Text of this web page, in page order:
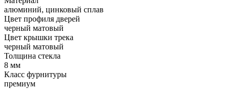
алюминий, цинковый сплав
Цвет профиля дверей
черный матовый
Цвет крышки трека
черный матовый
Толщина стекла
8 мм
Класс фурнитуры
премиум